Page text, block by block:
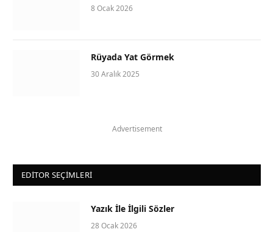
8 Ocak 2026
Rüyada Yat Görmek
30 Aralık 2025
Advertisement
EDITOR SEÇIMLERI
Yazık İle İlgili Sözler
28 Ocak 2026